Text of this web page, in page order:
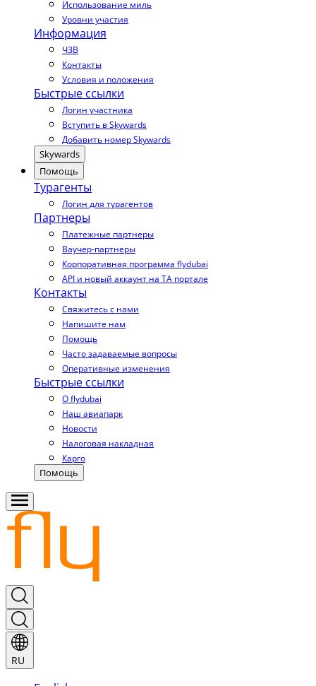
Использование миль
Уровни участия
Информация
ЧЗВ
Контакты
Условия и положения
Быстрые ссылки
Логин участника
Вступить в Skywards
Добавить номер Skywards
Skywards
Помощь
Турагенты
Логин для турагентов
Партнеры
Платежные партнеры
Ваучер-партнеры
Корпоративная программа flydubai
API и новый аккаунт на TA портале
Контакты
Свяжитесь с нами
Напишите нам
Помощь
Часто задаваемые вопросы
Оперативные изменения
Быстрые ссылки
О flydubai
Наш авиапарк
Новости
Налоговая накладная
Карго
Помощь
RU